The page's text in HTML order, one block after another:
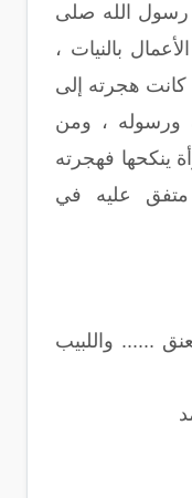
الله صلى
بالنيات ،
كانت هجرته إلى
ورسوله ، ومن
ينكحها فهجرته
عليه في
...... واللبيب